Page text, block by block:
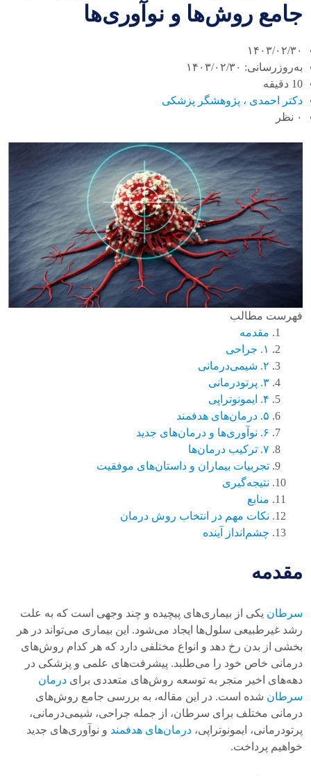
جامع روش‌ها و نوآوری‌ها
۱۴۰۳/۰۲/۳۰
به‌روزرسانی: ۱۴۰۳/۰۲/۳۰
10 دقیقه
دکتر احمدی ، پژوهشگر پزشکی
۰ نظر
فهرست مطالب
مقدمه
۱. جراحی
۲. شیمی‌درمانی
۳. پرتودرمانی
۴. ایمونوتراپی
۵. درمان‌های هدفمند
۶. نوآوری‌ها و درمان‌های جدید
۷. ترکیب درمان‌ها
تجربیات بیماران و داستان‌های موفقیت
نتیجه‌گیری
منابع
نکات مهم در انتخاب روش درمان
چشم‌انداز آینده
مقدمه
سرطان یکی از بیماری‌های پیچیده و چند وجهی است که به علت
رشد غیرطبیعی سلول‌ها ایجاد می‌شود. این بیماری می‌تواند در هر
بخشی از بدن رخ دهد و انواع مختلفی دارد که هر کدام روش‌های
درمانی خاص خود را می‌طلبد. پیشرفت‌های علمی و پزشکی در
دهه‌های اخیر منجر به توسعه روش‌های متعددی برای درمان
سرطان شده است. در این مقاله، به بررسی جامع روش‌های
درمانی مختلف برای سرطان، از جمله جراحی، شیمی‌درمانی،
پرتودرمانی، ایمونوتراپی، درمان‌های هدفمند و نوآوری‌های جدید
خواهیم پرداخت.